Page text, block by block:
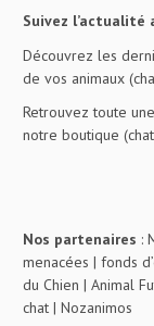
Suivez l’actualité
Découvrez les
de vos animaux
Retrouvez toute
notre boutique
Nos partenaires :
menacées | fonds
du Chien | Animal
chat | Nozanimos